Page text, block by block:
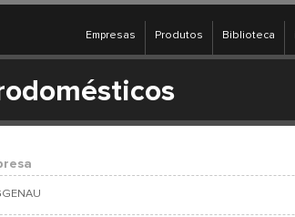
Empresas Produtos Biblioteca